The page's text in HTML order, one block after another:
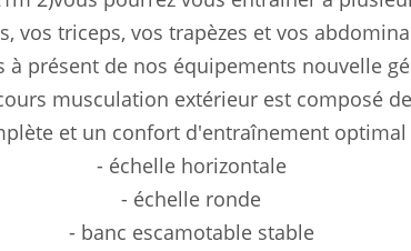
vos triceps, vos trapèzes et vos
présent de nos équipements nouvelle
musculation extérieur est composé
et un confort d'entraînement optimal
- échelle horizontale
- échelle ronde
- banc escamotable stable